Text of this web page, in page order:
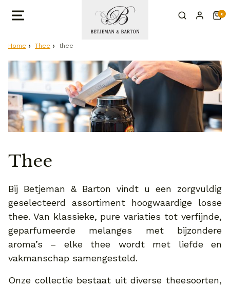
0
Home Thee thee
Thee
Bij Betjeman & Barton vindt u een zorgvuldig
geselecteerd assortiment hoogwaardige losse
thee. Van klassieke, pure variaties tot verfijnde,
geparfumeerde melanges met bijzondere
aroma’s – elke thee wordt met liefde en
vakmanschap samengesteld.
Onze collectie bestaat uit diverse theesoorten,